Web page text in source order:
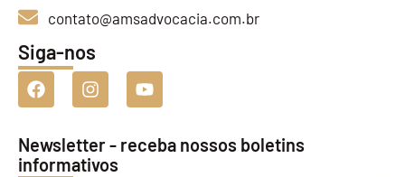
contato@amsadvocacia.com.br
Siga-nos
Newsletter - receba nossos boletins
informativos